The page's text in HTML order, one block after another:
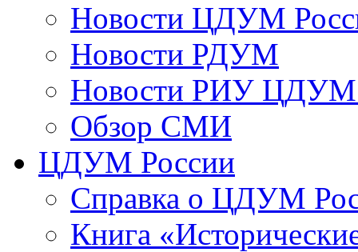
Новости ЦДУМ
Новости РДУМ
Новости РИУ ЦДУМ
Обзор СМИ
ЦДУМ России
Справка о ЦДУМ
Книга